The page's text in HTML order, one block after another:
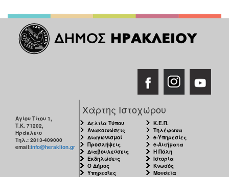
Αγίου Τίτου 1,
Τ.Κ. 71202,
Ηράκλειο
Τηλ.: 2813-409000
email:info@heraklion.gr
Χάρτης Ιστοχώρου
Δελτία Τύπου
Ανακοινώσεις
Διαγωνισμοί
Προσλήψεις
Διαβουλεύσεις
Εκδηλώσεις
Ο Δήμος
Υπηρεσίες
Κ.Ε.Π.
Τηλέφωνα
e-Υπηρεσίες
e-Αιτήματα
Η Πόλη
Ιστορία
Κνωσός
Μουσεία